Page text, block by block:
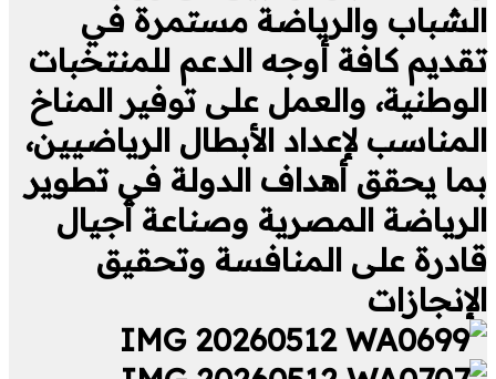
الشباب والرياضة مستمرة في
تقديم كافة أوجه الدعم للمنتخبات
الوطنية، والعمل على توفير المناخ
المناسب لإعداد الأبطال الرياضيين،
بما يحقق أهداف الدولة في تطوير
الرياضة المصرية وصناعة أجيال
قادرة على المنافسة وتحقيق
الإنجازات